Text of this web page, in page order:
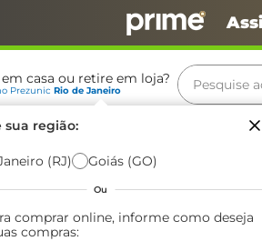
casa ou retire em loja?
Prezunic Rio de Janeiro
sua região:
(RJ) Goiás (GO)
Ou
comprar online, informe como deseja
compras:
Pesquise
Termos
café